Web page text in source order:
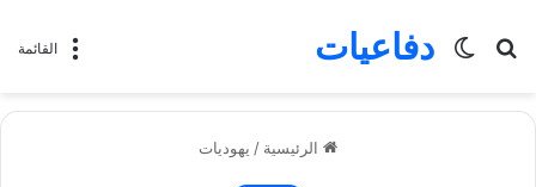
القائمة دفاعيات
بحث
الوضع
الرئيسية / يهوديات